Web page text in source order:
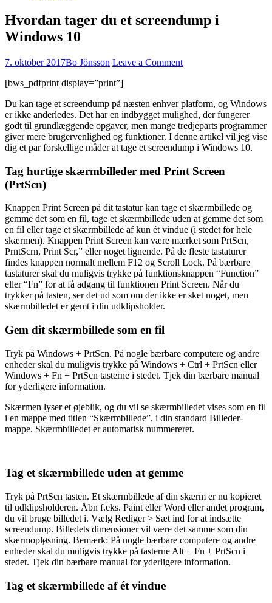
Hvordan tager du et screendump i
Windows 10
7. oktober 2017Bo Jönsson Leave a Comment
[bws_pdfprint display=”print”]
Du kan tage et screendump på næsten enhver platform, og Windows
er ikke anderledes. Det har en indbygget mulighed, der fungerer
godt til grundlæggende opgaver, men mange tredjeparts programmer
giver mere brugervenlighed og funktioner. I denne artikel vil jeg vise
dig et par forskellige måder at tage et screendump i Windows 10.
Tag hurtige skærmbilleder med Print Screen
(PrtScn)
Knappen Print Screen på dit tastatur kan tage et skærmbillede og
gemme det som en fil, tage et skærmbillede uden at gemme det som
en fil eller tage et skærmbillede af kun ét vindue (i stedet for hele
skærmen). Knappen Print Screen kan være mærket som PrtScn,
PrntScrn, Print Scr,” eller noget lignende. På de fleste tastaturer
findes knappen normalt mellem F12 og Scroll Lock. På bærbare
tastaturer skal du muligvis trykke på funktionsknappen “Function”
eller “Fn” for at få adgang til funktionen Print Screen. Når du
trykker på tasten, ser det ud som om der ikke er sket noget, men
skærmbilledet er gemt i din udklipsholder.
Gem dit skærmbillede som en fil
Tryk på Windows + PrtScn. På nogle bærbare computere og andre
enheder skal du muligvis trykke på Windows + Ctrl + PrtScn eller
Windows + Fn + PrtScn tasterne i stedet. Tjek din bærbare manual
for yderligere information.
Skærmen lyser et øjeblik, og du vil se skærmbilledet vises som en fil
i en mappe med titlen “Skærmbillede”, i din standard Billeder-
mappe. Skærmbilledet er automatisk nummereret.
Tag et skærmbillede uden at gemme
Tryk på PrtScn tasten. Et skærmbillede af din skærm er nu kopieret
til udklipsholderen. Åbn f.eks. Paint eller Word eller andet program,
du vil bruge billedet i. Vælg Rediger > Sæt ind for at indsætte
screendump. Billedets dimensioner vil være det samme som din
skærmopløsning. Bemærk: På nogle bærbare computere og andre
enheder skal du muligvis trykke på tasterne Alt + Fn + PrtScn i
stedet. Tjek din bærbare manual for yderligere information.
Tag et skærmbillede af ét vindue